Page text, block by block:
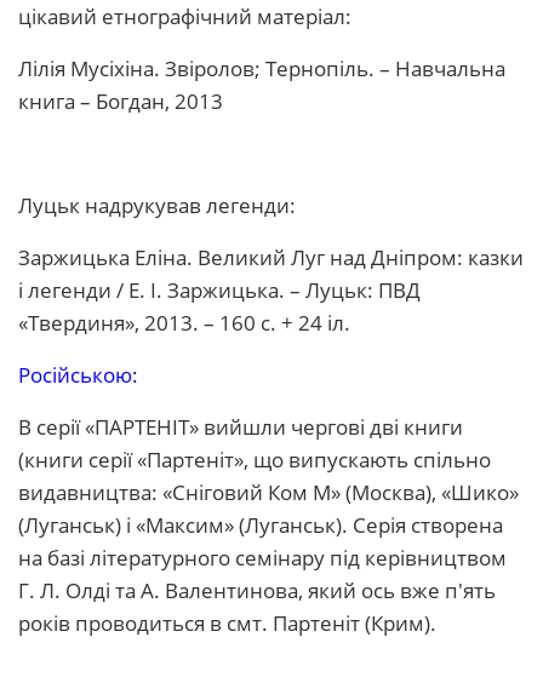
цікавий етнографічний матеріал:
Лілія Мусіхіна. Звіролов; Тернопіль. – Навчальна
книга – Богдан, 2013
Луцьк надрукував легенди:
Заржицька Еліна. Великий Луг над Дніпром: казки
і легенди / Е. І. Заржицька. – Луцьк: ПВД
«Твердиня», 2013. – 160 с. + 24 іл.
Російською:
В серії «ПАРТЕНІТ» вийшли чергові дві книги
(книги серії «Партеніт», що випускають спільно
видавництва: «Сніговий Ком М» (Москва), «Шико»
(Луганськ) і «Максим» (Луганськ). Серія створена
на базі літературного семінару під керівництвом
Г. Л. Олді та А. Валентинова, який ось вже п'ять
років проводиться в смт. Партеніт (Крим).